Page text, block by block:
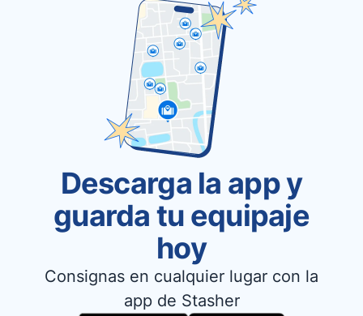
Descarga la app y
guarda tu equipaje
hoy
Consignas en cualquier lugar con la
app de Stasher